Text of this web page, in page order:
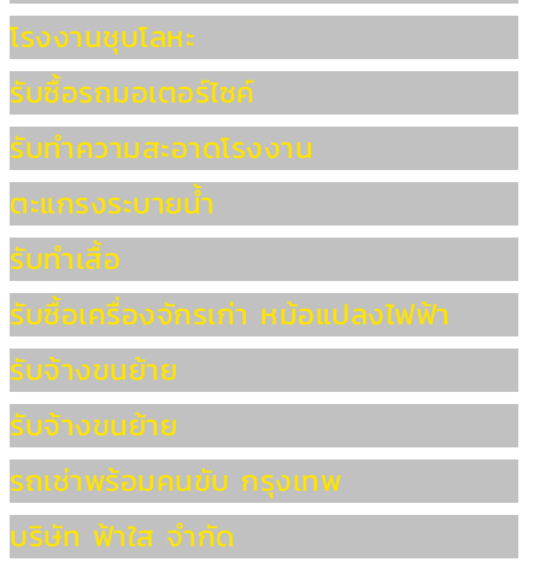
โรงงานชุบโลหะ
รับซื้อรถมอเตอร์ไซค์
รับทำความสะอาดโรงงาน
ตะแกรงระบายน้ำ
รับทำเสื้อ
รับซื้อเครื่องจักรเก่า หม้อแปลงไฟฟ้า
รับจ้างขนย้าย
รับจ้างขนย้าย
รถเช่าพร้อมคนขับ กรุงเทพ
บริษัท ฟ้าใส จำกัด